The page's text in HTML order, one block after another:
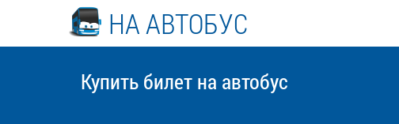
НА АВТОБУС
Купить билет на автобус